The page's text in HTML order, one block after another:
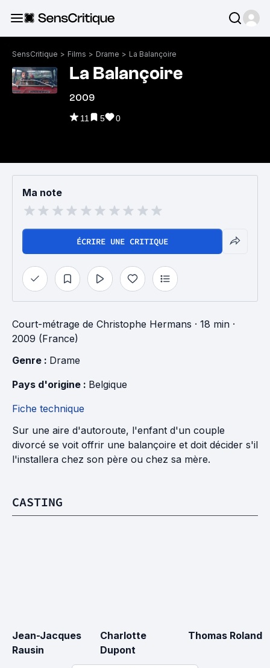
SensCritique > Films > Drame > La Balançoire
La Balançoire
2009
11 5 0
Ma note
ÉCRIRE UNE CRITIQUE
Court-métrage de Christophe Hermans · 18 min ·
2009 (France)
Genre : Drame
Pays d'origine : Belgique
Fiche technique
Sur une aire d'autoroute, l'enfant d'un couple
divorcé se voit offrir une balançoire et doit décider s'il
l'installera chez son père ou chez sa mère.
CASTING
Jean-Jacques
Rausin
Charlotte
Dupont
Thomas Roland